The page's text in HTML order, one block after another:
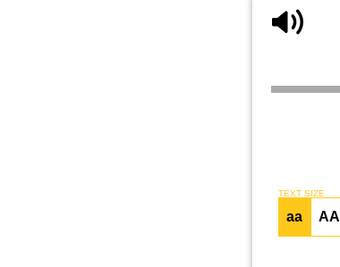
TEXT SIZE
aa AA